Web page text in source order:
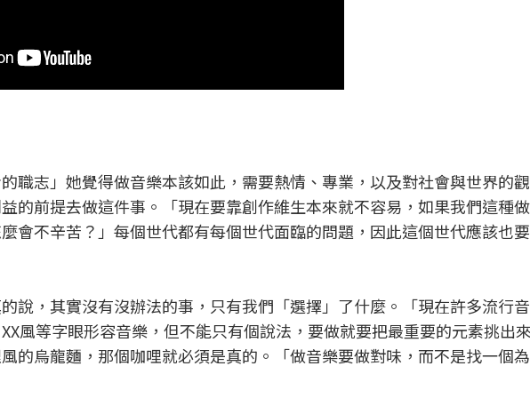
的職志」她覺得做音樂本該如此，需要熱情、專業，以及對社會與世界的
的前提去做這件事。「現在要靠創作維生本來就不容易，如果我們這種
會不辛苦？」每個世代都有每個世代面臨的問題，因此這個世代應該也
的說，其實沒有沒辦法的事，只有我們「選擇」了什麼。「現在許多流行
風等字眼形容音樂，但不能只有個說法，要做就要把最重要的元素挑出
的烏龍麵，那個咖哩就必須是真的。「做音樂要做對味，而不是找一個